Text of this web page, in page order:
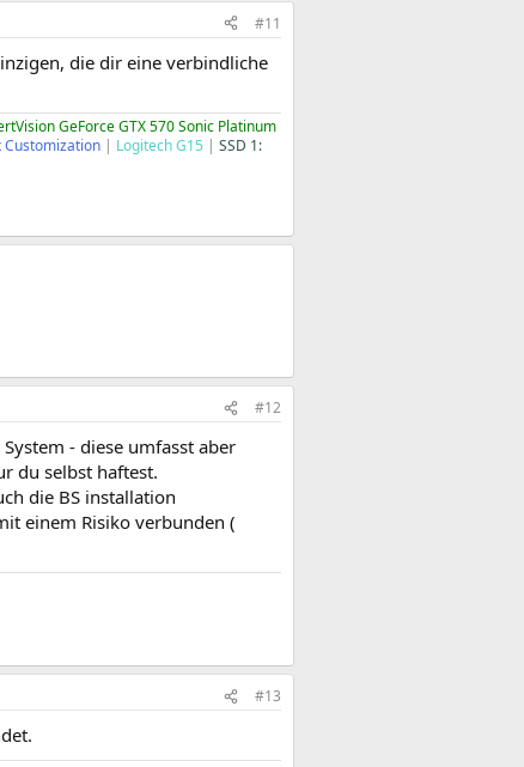
#11
die dir eine verbindliche
GeForce GTX 570 Sonic Platinum
Customization | Logitech G15 | SSD 1:
#12
- diese umfasst aber
du selbst haftest.
die BS installation
einem Risiko verbunden (
#13